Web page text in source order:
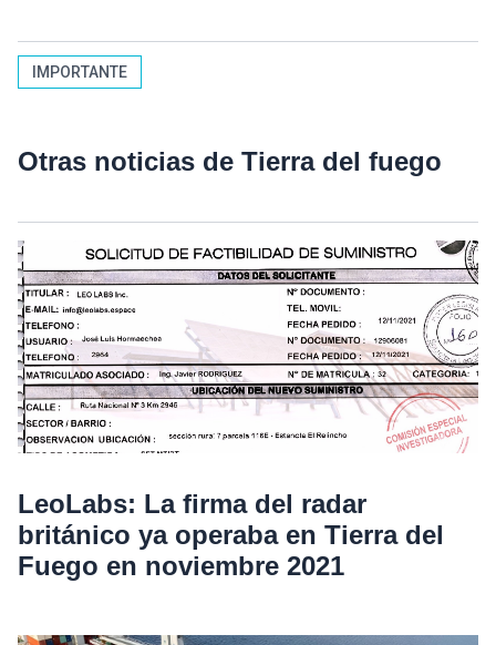
IMPORTANTE
Otras noticias de Tierra del fuego
LeoLabs: La firma del radar
británico ya operaba en Tierra del
Fuego en noviembre 2021